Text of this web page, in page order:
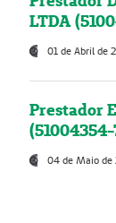
LTDA
01 de Abril de
Prestador
04 de Maio de